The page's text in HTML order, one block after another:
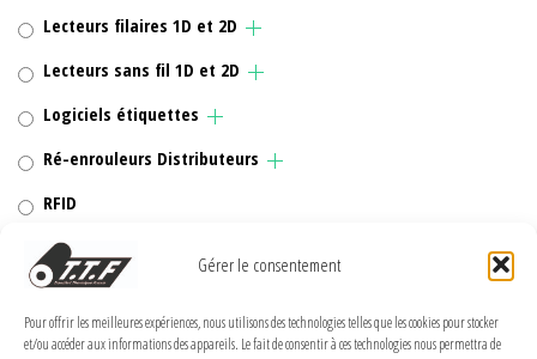
Gérer le consentement
Pour offrir les meilleures expériences, nous utilisons des technologies telles que les cookies pour stocker
et/ou accéder aux informations des appareils. Le fait de consentir à ces technologies nous permettra de
Lecteurs filaires 1D et 2D
Lecteurs sans fil 1D et 2D
Logiciels étiquettes
Ré-enrouleurs Distributeurs
RFID
Rubans transfert thermique
Têtes d'impression